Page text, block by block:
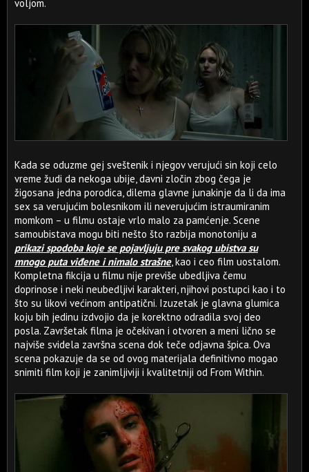
voljom.
Kada se oduzme gej sveštenik i njegov verujući sin koji celo
vreme žudi da nekoga ubije, davni zločin zbog čega je
žigosana jedna porodica, dilema glavne junakinje da li da ima
sex sa verujućim bolesnikom ili neverujućim istraumiranim
momkom – u filmu ostaje vrlo malo za pamćenje. Scene
samoubistava mogu biti nešto što razbija monotoniju a
prikazi spodoba koje se pojavljuju pre svakog ubistva su
mnogo puta viđene i nimalo strašne, kao i ceo film uostalom.
Kompletna fikcija u filmu nije previše ubedljiva čemu
doprinose i neki neubedljivi karakteri, njihovi postupci kao i to
što su likovi većinom antipatični. Izuzetak je glavna glumica
koju bih jedinu izdvojio da je korektno odradila svoj deo
posla. Završetak filma je očekivan i otvoren a meni lično se
najviše svidela završna scena dok teče odjavna špica. Ova
scena pokazuje da se od ovog materijala definitivno mogao
snimiti film koji je zanimljiviji i kvalitetniji od From Within.